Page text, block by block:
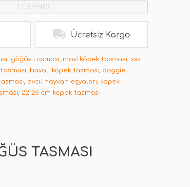
TÜKENDİ
Ücretsiz Kargo
, göğüs tasması, mavi köpek tasması, xxs
, havalı köpek tasması, doggie
, evcil hayvan eşyaları, köpek
, 22-26 cm köpek tasması
TASMASI